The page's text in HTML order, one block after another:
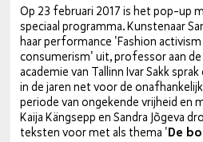
Op 23 februari 2017 is het pop-up
speciaal programma. Kun­ste­naar
haar per­for­man­ce 'Fashion
con­su­me­rism' uit, professor aan
aca­de­mie van Tallinn Ivar Sakk
in de jaren net voor de
periode van ongekende vrijheid en
Kaija Kängsepp en Sandra Jõgeva
teksten voor met als thema 'De